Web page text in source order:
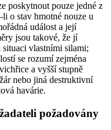
poskytnout pouze jedné z
o stav hmotné nouze u
událost a její
jsou takové, že jí
vlastními silami;
se rozumí zejména
a vyšší stupně
nebo jiná destruktivní
havárie.
požadovány